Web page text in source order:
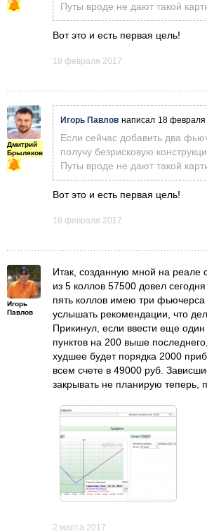
Путы вроде не дают такой
Вот это и есть первая цель!
18 февраля 2017
Дмитрий
Брыляков
Игорь Павлов написал 18 февраля
Если сейчас добавить два
получу безрисковую
Путы вроде не дают такой
Вот это и есть первая цель!
18 февраля 2017
Игорь
Павлов
Итак, созданную мной на реале
из 5 коллов 57500 довел
пять коллов имею три
услышать рекомендации, что
Прикинул, если ввести еще
пунктов на 200 выше
худшее будет порядка 2000
всем счете в 49000 руб.
закрывать не планирую теперь,
2 марта 2017